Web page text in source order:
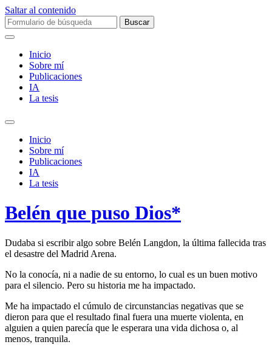
Saltar al contenido
Buscar:
Inicio
Sobre mí­
Publicaciones
IA
La tesis
Alternar
campo
búsqueda
Inicio
Sobre mí­
Publicaciones
IA
La tesis
Belén que puso Dios*
Dudaba si escribir algo sobre Belén Langdon, la última fallecida tras
el desastre del Madrid Arena.
No la conocía, ni a nadie de su entorno, lo cual es un buen motivo
para el silencio. Pero su historia me ha impactado.
Me ha impactado el cúmulo de circunstancias negativas que se
dieron para que el resultado final fuera una muerte violenta, en
alguien a quien parecía que le esperara una vida dichosa o, al
menos, tranquila.